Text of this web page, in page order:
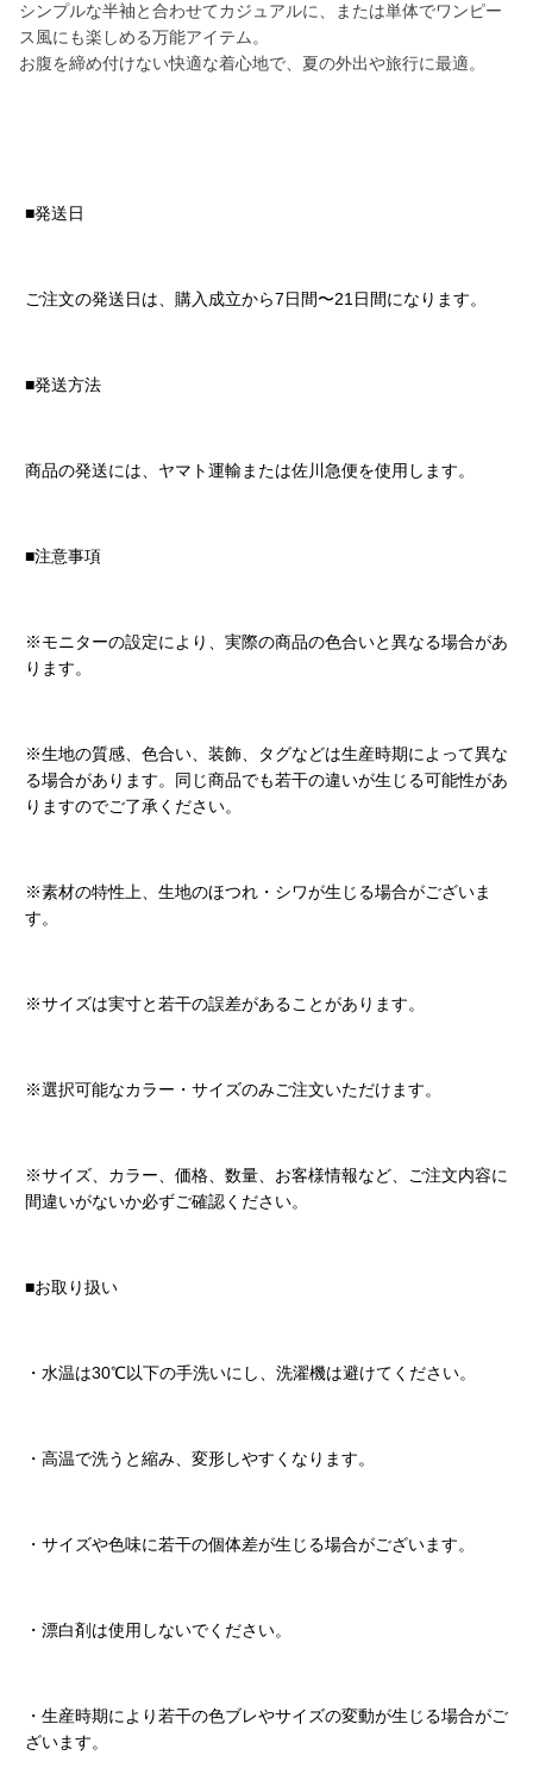
シンプルな半袖と合わせてカジュアルに、または単体でワンピー
ス風にも楽しめる万能アイテム。
お腹を締め付けない快適な着心地で、夏の外出や旅行に最適。
■発送日
ご注文の発送日は、購入成立から7日間〜21日間になります。
■発送方法
商品の発送には、ヤマト運輸または佐川急便を使用します。
■注意事項
※モニターの設定により、実際の商品の色合いと異なる場合があ
ります。
※生地の質感、色合い、装飾、タグなどは生産時期によって異な
る場合があります。同じ商品でも若干の違いが生じる可能性があ
りますのでご了承ください。
※素材の特性上、生地のほつれ・シワが生じる場合がございま
す。
※サイズは実寸と若干の誤差があることがあります。
※選択可能なカラー・サイズのみご注文いただけます。
※サイズ、カラー、価格、数量、お客様情報など、ご注文内容に
間違いがないか必ずご確認ください。
■お取り扱い
・水温は30℃以下の手洗いにし、洗濯機は避けてください。
・高温で洗うと縮み、変形しやすくなります。
・サイズや色味に若干の個体差が生じる場合がございます。
・漂白剤は使用しないでください。
・生産時期により若干の色ブレやサイズの変動が生じる場合がご
ざいます。